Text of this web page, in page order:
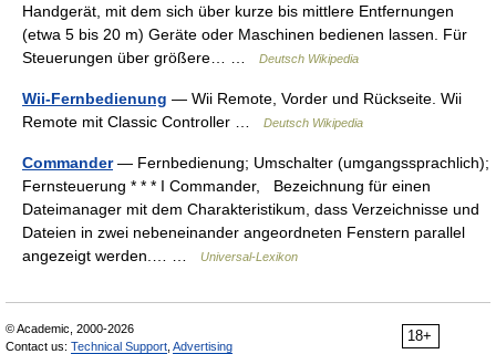
Handgerät, mit dem sich über kurze bis mittlere Entfernungen
(etwa 5 bis 20 m) Geräte oder Maschinen bedienen lassen. Für
Steuerungen über größere… …
Deutsch Wikipedia
Wii-Fernbedienung — Wii Remote, Vorder und Rückseite. Wii
Remote mit Classic Controller …
Deutsch Wikipedia
Commander— Fernbedienung; Umschalter (umgangssprachlich);
Fernsteuerung * * * I Commander, Bezeichnung für einen
Dateimanager mit dem Charakteristikum, dass Verzeichnisse und
Dateien in zwei nebeneinander angeordneten Fenstern parallel
angezeigt werden.… …
Universal-Lexikon
18+
© Academic, 2000-2026
Contact us: Technical Support Advertising